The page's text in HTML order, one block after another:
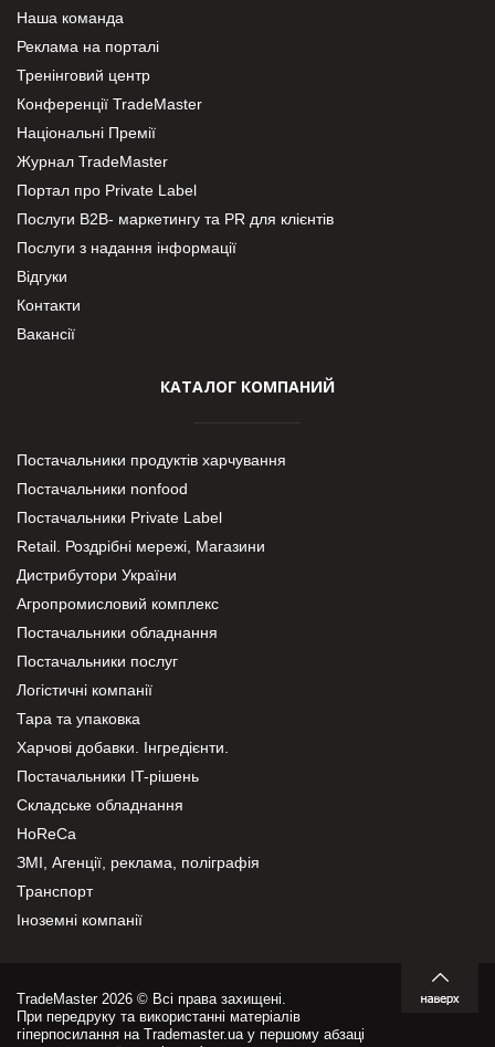
Наша команда
Реклама на порталі
Тренінговий центр
Конференції TradeMaster
Національні Премії
Журнал TradeMaster
Портал про Private Label
Послуги В2В- маркетингу та PR для клієнтів
Послуги з надання інформації
Відгуки
Контакти
Вакансії
КАТАЛОГ КОМПАНИЙ
Постачальники продуктів харчування
Постачальники nonfood
Постачальники Private Label
Retail. Роздрібні мережі, Магазини
Дистрибутори України
Агропромисловий комплекс
Постачальники обладнання
Постачальники послуг
Логістичні компанії
Тара та упаковка
Харчові добавки. Інгредієнти.
Постачальники IT-рішень
Складське обладнання
HoReCa
ЗМІ, Агенції, реклама, поліграфія
Транспорт
Іноземні компанії
TradeMaster 2026 © Всі права захищені.
При передруку та використанні матеріалів
гіперпосилання на Trademaster.ua у першому абзаці